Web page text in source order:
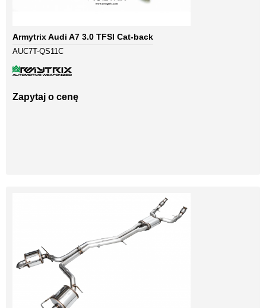
Armytrix Audi A7 3.0 TFSI Cat-back
AUC7T-QS11C
Zapytaj o cenę